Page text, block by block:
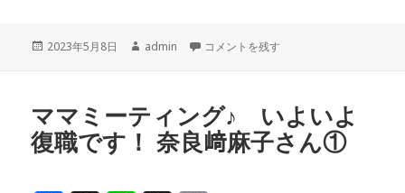
c
e
o
o
e
e
d
s
y
n
k
投
2023年5月8日
作
admin ママミーティング♪ パパも育休取得！
コメントを残す
ママミーティング♪ いよいよ
復職です！ 奈良﨑麻子さん①